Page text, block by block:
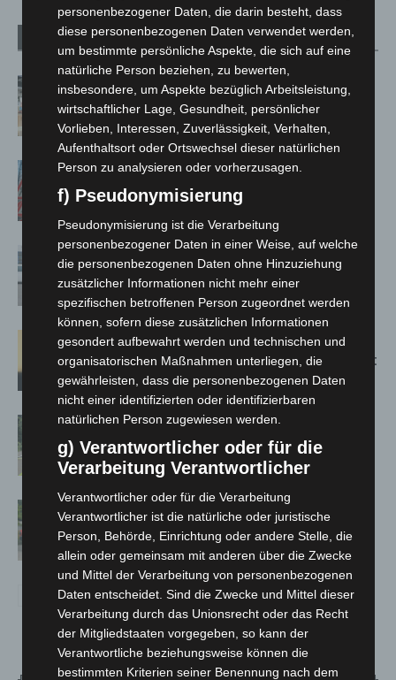
Verwandte Artikel Mehr vom Autor
Kunst trifft Weingenuss: Barbara-
Susann Mehring zeigt ihre Werke im
Jacques’ Wein-Depot Isernhagen
A2: Zweite Turbobaustelle startet
zwischen Hannover-West und
Bothfeld
Niedersachsen: Feuerwehrkräfte
kehren nach Waldbrandeinsatz aus
Spanien zurück
Hannover: Erste Tigermücken-
Population in Niedersachsen entdeckt
Brand im „Haus der Begegnung“ in
Neuwarmbüchen schnell eingedämmt
Region Hannover: 21 neue
Notfallsanitäter starten beim Roten
Kreuz
personenbezogener Daten, die darin besteht, dass
diese personenbezogenen Daten verwendet werden,
um bestimmte persönliche Aspekte, die sich auf eine
natürliche Person beziehen, zu bewerten,
insbesondere, um Aspekte bezüglich Arbeitsleistung,
wirtschaftlicher Lage, Gesundheit, persönlicher
Vorlieben, Interessen, Zuverlässigkeit, Verhalten,
Aufenthaltsort oder Ortswechsel dieser natürlichen
Person zu analysieren oder vorherzusagen.
f) Pseudonymisierung
Pseudonymisierung ist die Verarbeitung
personenbezogener Daten in einer Weise, auf welche
die personenbezogenen Daten ohne Hinzuziehung
zusätzlicher Informationen nicht mehr einer
spezifischen betroffenen Person zugeordnet werden
können, sofern diese zusätzlichen Informationen
gesondert aufbewahrt werden und technischen und
organisatorischen Maßnahmen unterliegen, die
gewährleisten, dass die personenbezogenen Daten
nicht einer identifizierten oder identifizierbaren
natürlichen Person zugewiesen werden.
g) Verantwortlicher oder für die
Verarbeitung Verantwortlicher
Verantwortlicher oder für die Verarbeitung
Verantwortlicher ist die natürliche oder juristische
Person, Behörde, Einrichtung oder andere Stelle, die
allein oder gemeinsam mit anderen über die Zwecke
und Mittel der Verarbeitung von personenbezogenen
Daten entscheidet. Sind die Zwecke und Mittel dieser
Verarbeitung durch das Unionsrecht oder das Recht
der Mitgliedstaaten vorgegeben, so kann der
Verantwortliche beziehungsweise können die
bestimmten Kriterien seiner Benennung nach dem